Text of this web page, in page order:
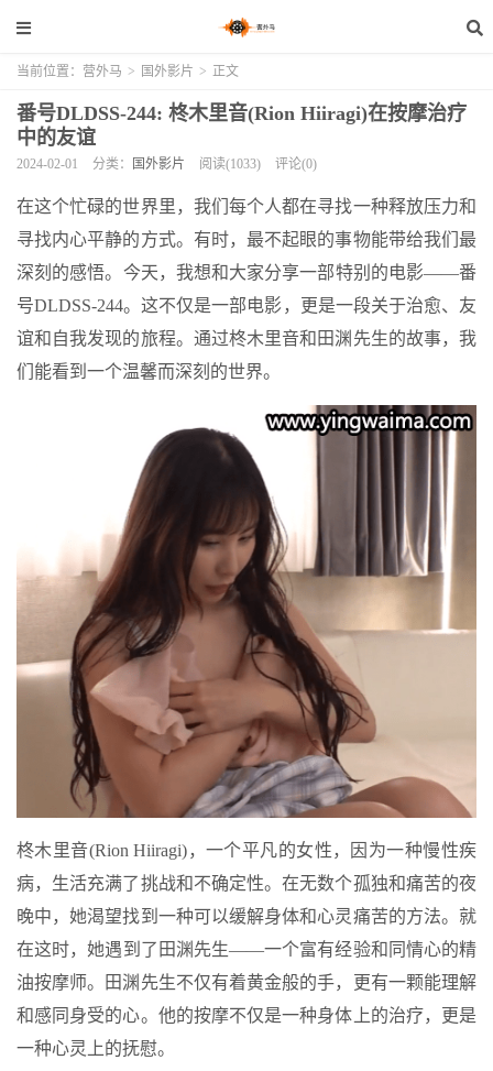
当前位置： 营外马 > 国外影片 > 正文
番号DLDSS-244: 柊木里音(Rion Hiiragi)在按摩治疗
中的友谊
2024-02-01 分类： 国外影片 阅读(1033) 评论(0)
在这个忙碌的世界里，我们每个人都在寻找一种释放压力和
寻找内心平静的方式。有时，最不起眼的事物能带给我们最
深刻的感悟。今天，我想和大家分享一部特别的电影——番
号DLDSS-244。这不仅是一部电影，更是一段关于治愈、友
谊和自我发现的旅程。通过柊木里音和田渊先生的故事，我
们能看到一个温馨而深刻的世界。
柊木里音(Rion Hiiragi)，一个平凡的女性，因为一种慢性疾
病，生活充满了挑战和不确定性。在无数个孤独和痛苦的夜
晚中，她渴望找到一种可以缓解身体和心灵痛苦的方法。就
在这时，她遇到了田渊先生——一个富有经验和同情心的精
油按摩师。田渊先生不仅有着黄金般的手，更有一颗能理解
和感同身受的心。他的按摩不仅是一种身体上的治疗，更是
一种心灵上的抚慰。